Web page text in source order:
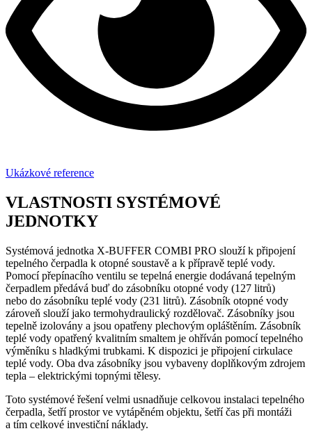
Ukázkové reference
VLASTNOSTI SYSTÉMOVÉ
JEDNOTKY
Systémová jednotka X-BUFFER COMBI PRO slouží k připojení
tepelného čerpadla k otopné soustavě a k přípravě teplé vody.
Pomocí přepínacího ventilu se tepelná energie dodávaná tepelným
čerpadlem předává buď do zásobníku otopné vody (127 litrů)
nebo do zásobníku teplé vody (231 litrů). Zásobník otopné vody
zároveň slouží jako termohydraulický rozdělovač. Zásobníky jsou
tepelně izolovány a jsou opatřeny plechovým opláštěním. Zásobník
teplé vody opatřený kvalitním smaltem je ohříván pomocí tepelného
výměníku s hladkými trubkami. K dispozici je připojení cirkulace
teplé vody. Oba dva zásobníky jsou vybaveny doplňkovým zdrojem
tepla – elektrickými topnými tělesy.
Toto systémové řešení velmi usnadňuje celkovou instalaci tepelného
čerpadla, šetří prostor ve vytápěném objektu, šetří čas při montáži
a tím celkové investiční náklady.